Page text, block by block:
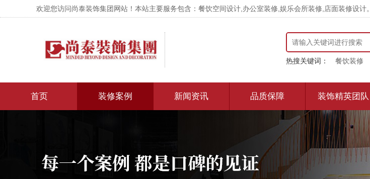
欢迎您访问尚泰装饰集团网站！本站主要服务包含：餐饮空间设计,办公室装修,娱乐会所装修,店面装修设计。
热搜关键词： 餐饮装修
首页 装修案例 新闻资讯 品质保障 装饰精英团队